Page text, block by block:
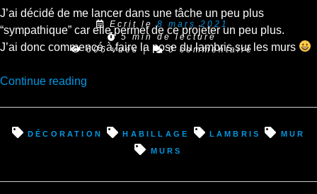
Ecrit le8 mars 2021
5 min de lecture
606 vues | 0 commentaire
J’ai décidé de me lancer dans une tâche un peu plus
“sympathique” car elle permet de ce projeter un peu plus.
J’ai donc commencé à faire la pose du lambris sur les murs
Continue reading
pose
sur
décoration habillage lambris
mur
murs